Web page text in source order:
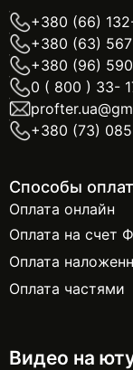
+380 (66)
+380 (63)
+380 (96)
0 ( 800 ) 33-
+380 (73)
Способы
Оплата онлайн
Оплата на счет
Оплата
Оплата частями
Видео на